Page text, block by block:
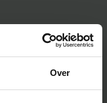
Over